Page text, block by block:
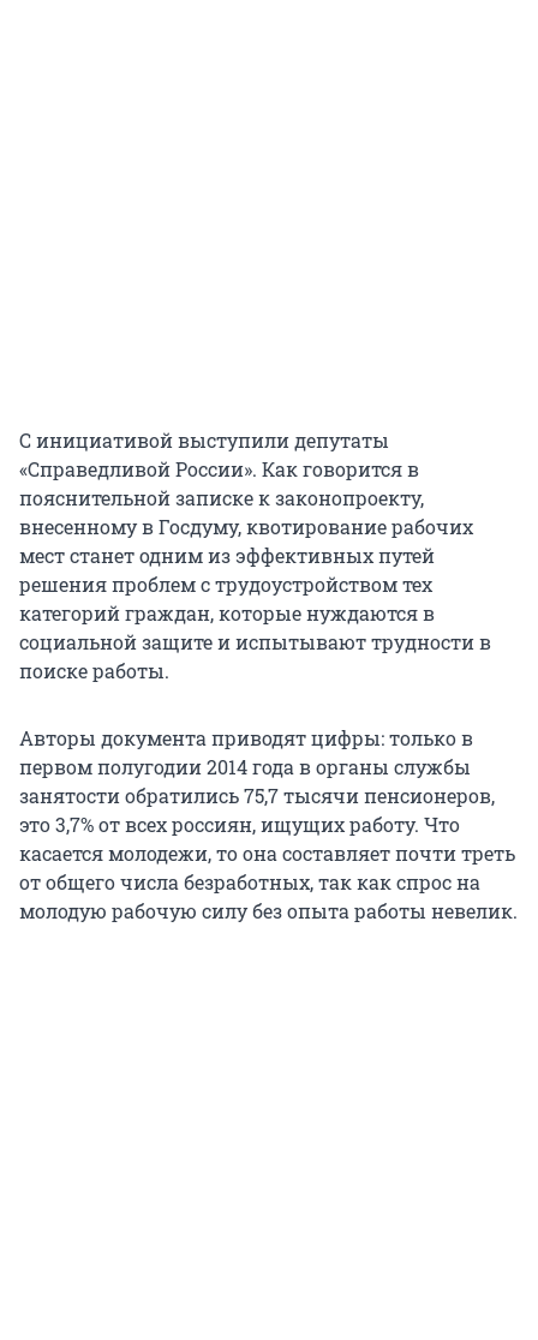
С инициативой выступили депутаты
«Справедливой России». Как говорится в
пояснительной записке к законопроекту,
внесенному в Госдуму, квотирование рабочих
мест станет одним из эффективных путей
решения проблем с трудоустройством тех
категорий граждан, которые нуждаются в
социальной защите и испытывают трудности в
поиске работы.
Авторы документа приводят цифры: только в
первом полугодии 2014 года в органы службы
занятости обратились 75,7 тысячи пенсионеров,
это 3,7% от всех россиян, ищущих работу. Что
касается молодежи, то она составляет почти треть
от общего числа безработных, так как спрос на
молодую рабочую силу без опыта работы невелик.